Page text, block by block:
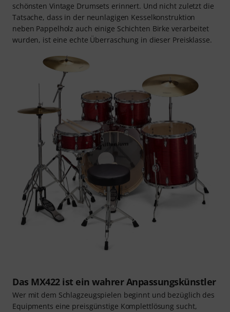
schönsten Vintage Drumsets erinnert. Und nicht zuletzt die
Tatsache, dass in der neunlagigen Kesselkonstruktion
neben Pappelholz auch einige Schichten Birke verarbeitet
wurden, ist eine echte Überraschung in dieser Preisklasse.
Das MX422 ist ein wahrer Anpassungskünstler
Wer mit dem Schlagzeugspielen beginnt und bezüglich des
Equipments eine preisgünstige Komplettlösung sucht,